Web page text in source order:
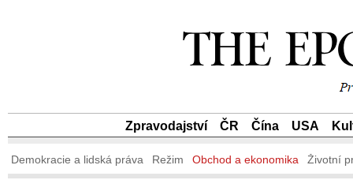
Zpravodajství ČR Čína USA
Demokracie a lidská práva Režim Obchod a ekonomika Životní